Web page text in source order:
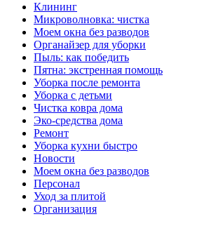
Клининг
Микроволновка: чистка
Моем окна без разводов
Органайзер для уборки
Пыль: как победить
Пятна: экстренная помощь
Уборка после ремонта
Уборка с детьми
Чистка ковра дома
Эко-средства дома
Ремонт
Уборка кухни быстро
Новости
Моем окна без разводов
Персонал
Уход за плитой
Организация